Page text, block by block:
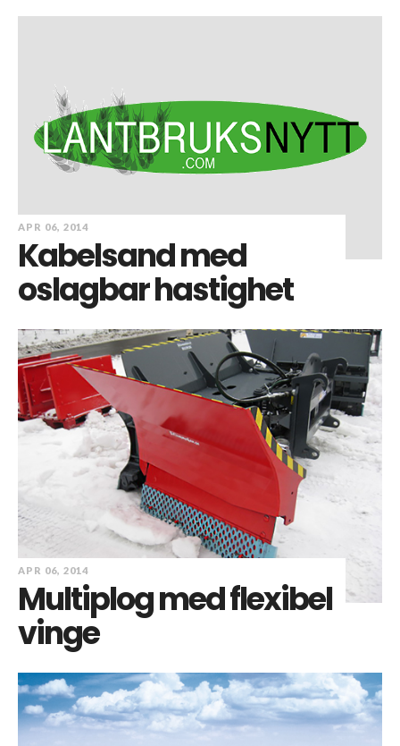
APR 06, 2014
Kabelsand med
oslagbar hastighet
APR 06, 2014
Multiplog med flexibel
vinge